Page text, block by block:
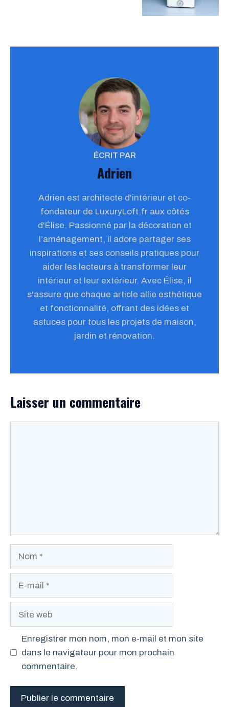
ÉCRIT PAR
Adrien
Adrien est architecte d'intérieur et co-
fondateur de LuxuryLoft.fr aux côtés
d'Élise. Passionné par la décoration et
l’aménagement, il adore partager ses
inspirations et ses conseils pratiques pour
aider les lecteurs à transformer leur
intérieur et leur extérieur. Avec Élise, il
s'assure que chaque article allie esthétique
et fonctionnalité, offrant des idées et
astuces pour tous les projets de maison,
jardin et rénovation.
Laisser un commentaire
Enregistrer mon nom, mon e-mail et mon site
dans le navigateur pour mon prochain
commentaire.